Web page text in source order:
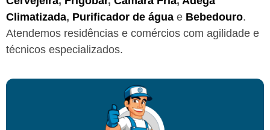
Climatizada, Purificador de água e Bebedouro.
Atendemos residências e comércios com agilidade e
técnicos especializados.